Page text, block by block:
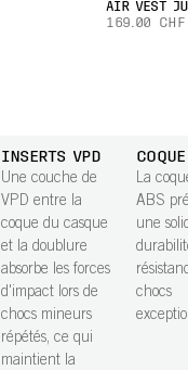
AIR VEST
169.00 CHF
INSERTS VPD
Une couche de
VPD entre la
coque du casque
et la doublure
absorbe les forces
d'impact lors de
chocs mineurs
répétés, ce qui
maintient la
La
ABS
une
chocs